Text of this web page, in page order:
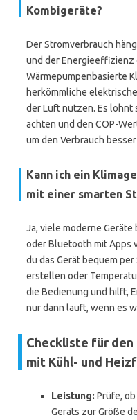
Kombigeräte?
Der Stromverbrauch
und der Energieeffizienz
Wärmepumpenbasierte
herkömmliche
der Luft nutzen. Es lohnt
achten und den COP-
um den Verbrauch
Kann ich ein
mit einer smarten
Ja, viele moderne
oder Bluetooth mit Apps
du das Gerät bequem
erstellen oder
die Bedienung und hilft,
nur dann läuft, wenn es
Checkliste für
mit Kühl- und
Leistung: Prüfe,
Geräts zur Größe